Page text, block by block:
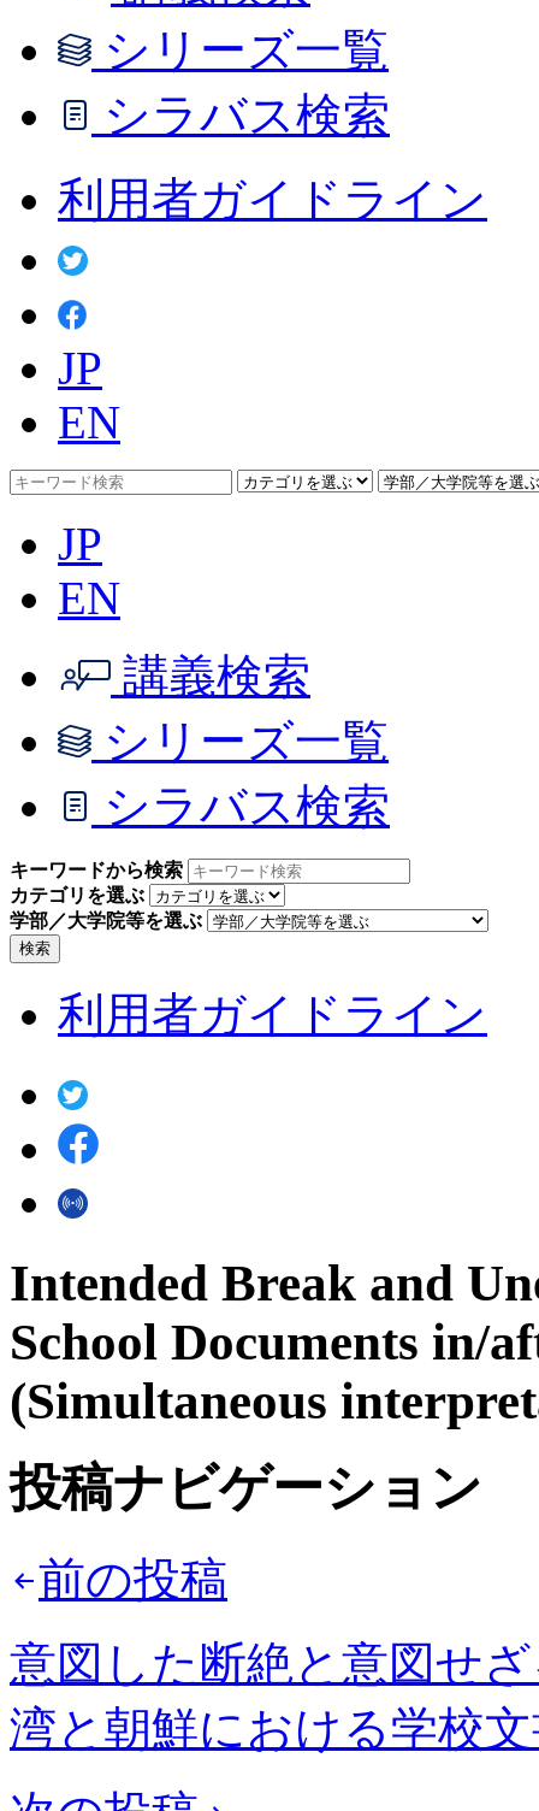
シリーズ一覧
シラバス検索
利用者ガイドライン
JP
EN
JP
EN
講義検索
シリーズ一覧
シラバス検索
キーワードから検索
カテゴリを選ぶ
学部／大学院等を選ぶ
検索
利用者ガイドライン
Intended Break and
School Documents in/
(Simultaneous
投稿ナビゲーション
前の投稿
意図した断絶と意図せ
湾と朝鮮における学校